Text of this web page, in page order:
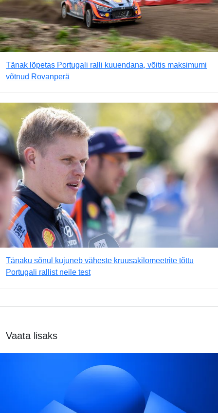
Tänak lõpetas Portugali ralli kuuendana, võitis maksimumi
võtnud Rovanperä
Tänaku sõnul kujuneb väheste kruusakilomeetrite tõttu
Portugali rallist neile test
Vaata lisaks